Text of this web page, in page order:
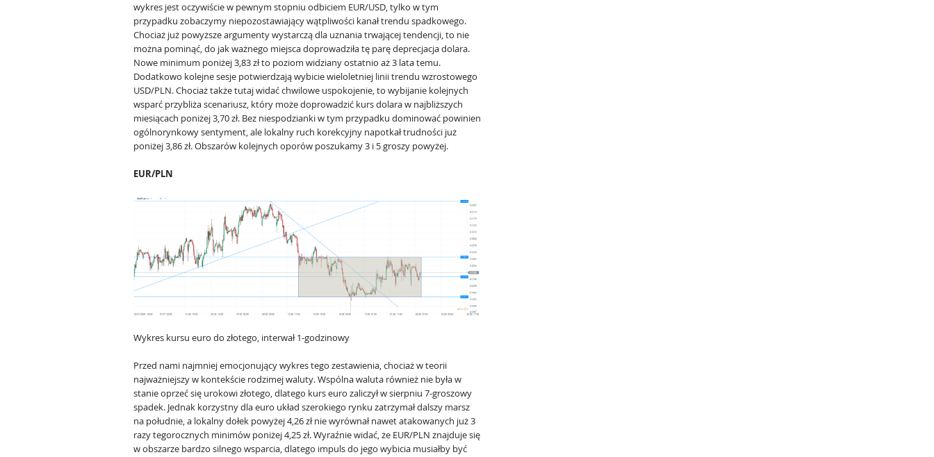
wykres jest oczywiście w pewnym stopniu odbiciem EUR/USD, tylko w tym
przypadku zobaczymy niepozostawiający wątpliwości kanał trendu spadkowego.
Chociaż już powyższe argumenty wystarczą dla uznania trwającej tendencji, to nie
można pominąć, do jak ważnego miejsca doprowadziła tę parę deprecjacja dolara.
Nowe minimum poniżej 3,83 zł to poziom widziany ostatnio aż 3 lata temu.
Dodatkowo kolejne sesje potwierdzają wybicie wieloletniej linii trendu wzrostowego
USD/PLN. Chociaż także tutaj widać chwilowe uspokojenie, to wybijanie kolejnych
wsparć przybliża scenariusz, który może doprowadzić kurs dolara w najbliższych
miesiącach poniżej 3,70 zł. Bez niespodzianki w tym przypadku dominować powinien
ogólnorynkowy sentyment, ale lokalny ruch korekcyjny napotkał trudności już
poniżej 3,86 zł. Obszarów kolejnych oporów poszukamy 3 i 5 groszy powyżej.
EUR/PLN
Wykres kursu euro do złotego, interwał 1-godzinowy
Przed nami najmniej emocjonujący wykres tego zestawienia, chociaż w teorii
najważniejszy w kontekście rodzimej waluty. Wspólna waluta również nie była w
stanie oprzeć się urokowi złotego, dlatego kurs euro zaliczył w sierpniu 7-groszowy
spadek. Jednak korzystny dla euro układ szerokiego rynku zatrzymał dalszy marsz
na południe, a lokalny dołek powyżej 4,26 zł nie wyrównał nawet atakowanych już 3
razy tegorocznych minimów poniżej 4,25 zł. Wyraźnie widać, że EUR/PLN znajduje się
w obszarze bardzo silnego wsparcia, dlatego impuls do jego wybicia musiałby być